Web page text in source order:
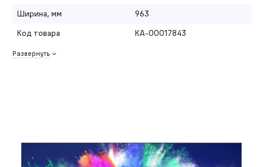
Ширина, мм
963
Код товара
КА-00017843
Развернуть